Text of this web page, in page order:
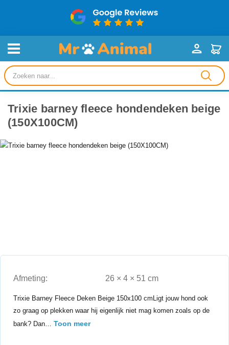
Producten
zoeken
Trixie barney fleece hondendeken beige
(150X100CM)
Afmeting: 26 × 4 × 51 cm
Trixie Barney Fleece Deken Beige 150x100 cmLigt jouw hond ook
zo graag op plekken waar hij eigenlijk niet mag komen zoals op de
bank? Dan… Toon meer